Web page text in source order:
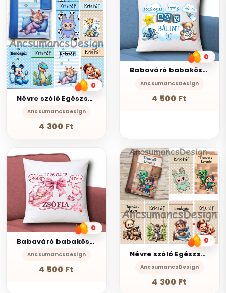
0
Névre szóló Egészségügyi kiskönyv borító Szerkesztő KÉK alapra
AncsumancsDesign
4 300 Ft
0
Babaváró babaköszöntő Díszpárna névvel adatokkal 35x35cm Fiú003
AncsumancsDesign
4 500 Ft
0
Babaváró babaköszöntő Díszpárna névvel adatokkal 35x35cm Lány004
AncsumancsDesign
4 500 Ft
0
Névre szóló Egészségügyi kiskönyv borító Szerkesztő BRONZ alapra
AncsumancsDesign
4 300 Ft